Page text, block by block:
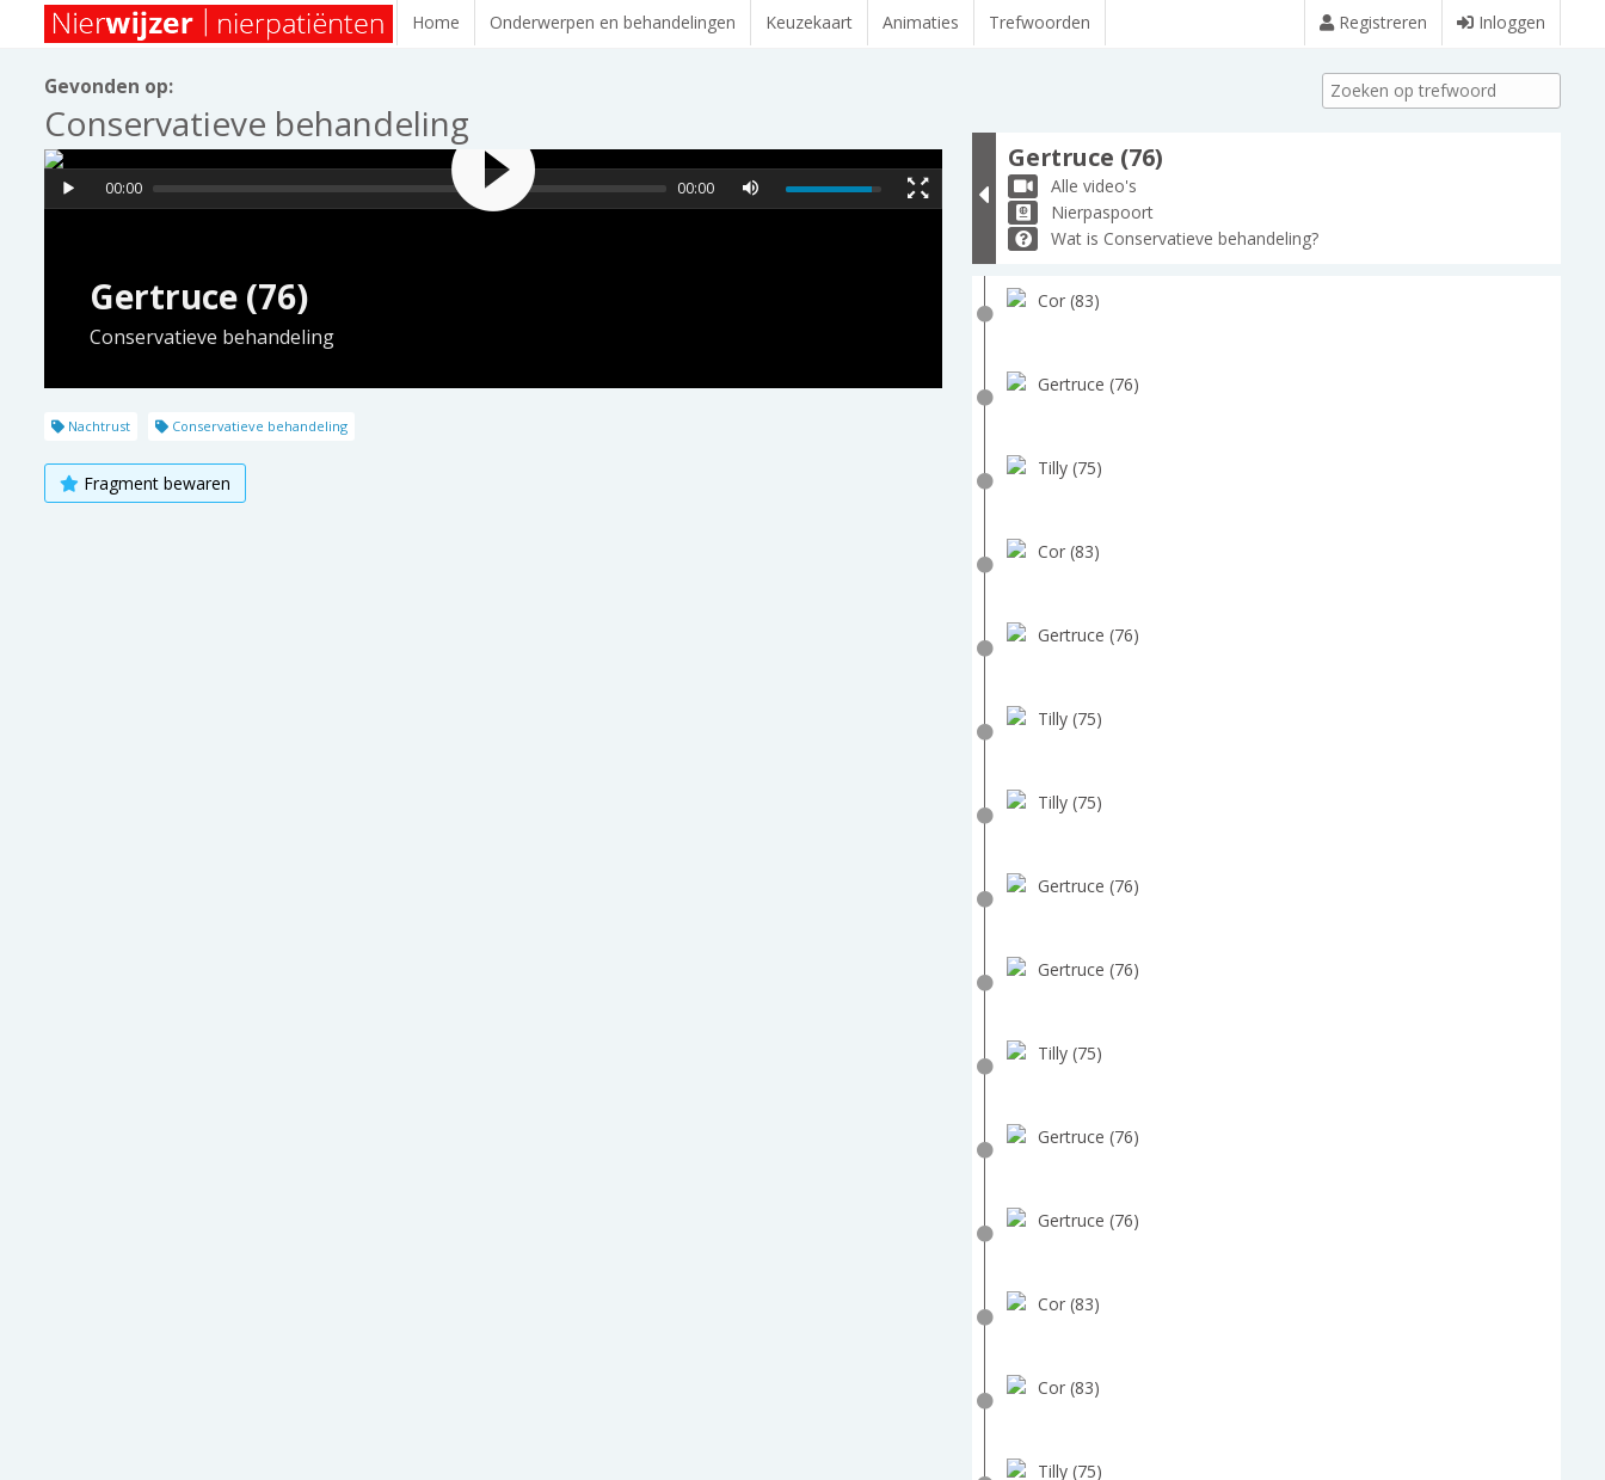
Home Onderwerpen en behandelingen Keuzekaart Animaties Trefwoorden Registreren Inloggen
Gevonden op:
Conservatieve behandeling
Gertruce (76)
Conservatieve behandeling
00:00 00:00
Nachtrust Conservatieve behandeling
Fragment bewaren
Gertruce (76)
Alle video's
Nierpaspoort
Wat is Conservatieve behandeling?
Cor (83)
Gertruce (76)
Tilly (75)
Cor (83)
Gertruce (76)
Tilly (75)
Tilly (75)
Gertruce (76)
Gertruce (76)
Tilly (75)
Gertruce (76)
Gertruce (76)
Cor (83)
Cor (83)
Tilly (75)